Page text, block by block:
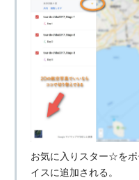
お気に入りスター☆を
イスに追加される。